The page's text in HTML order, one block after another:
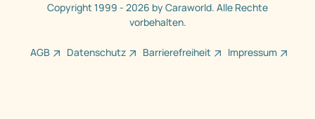
Copyright 1999 - 2026 by Caraworld. Alle Rechte
vorbehalten.
AGB Datenschutz Barrierefreiheit Impressum